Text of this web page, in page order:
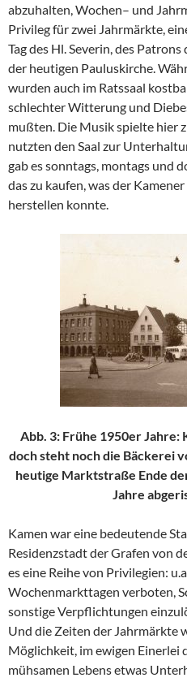
abzuhalten, Wochen– und
Privileg für zwei Jahrmärkte,
Tag des Hl. Severin, des
der heutigen Pauluskirche.
wurden auch im Ratssaal
schlechter Witterung und
mußten. Die Musik spielte hier
nutzten den Saal zur
gab es sonntags, montags und
das zu kaufen, was der
herstellen konnte.
Abb. 3: Frühe 1950er Jahre:
doch steht noch die Bäckerei
heutige Marktstraße Ende
Jahre
Kamen war eine bedeutende
Residenzstadt der Grafen von
es eine Reihe von Privilegien:
Wochenmarkttagen verboten,
sonstige Verpflichtungen
Und die Zeiten der Jahrmärkte
Möglichkeit, im ewigen Einerlei
mühsamen Lebens etwas